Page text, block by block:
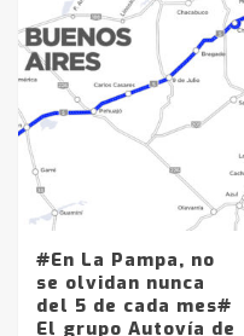
#En La Pampa, no
se olvidan nunca
del 5 de cada mes#
El grupo Autovía de